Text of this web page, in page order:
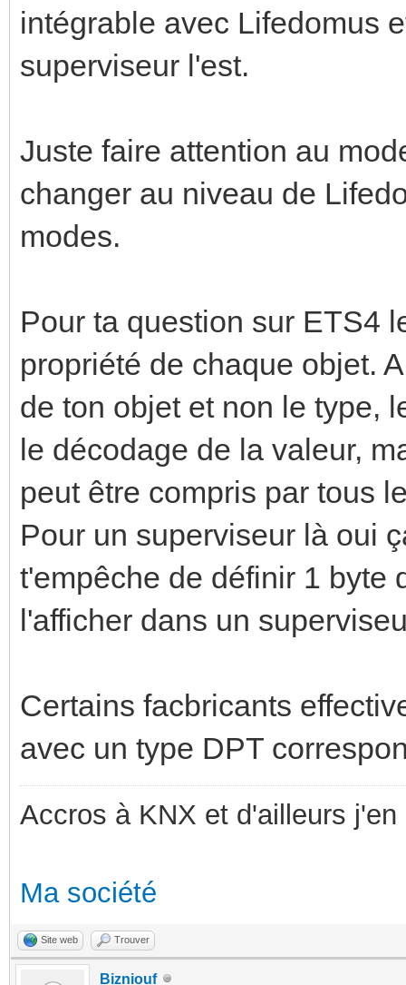
intégrable avec Lifedomus
superviseur l'est.
Juste faire attention au
changer au niveau de
modes.
Pour ta question sur ETS4
propriété de chaque objet.
de ton objet et non le type,
le décodage de la valeur,
peut être compris par tous
Pour un superviseur là oui
t'empêche de définir 1 byte
l'afficher dans un
Certains facbricants
avec un type DPT
Accros à KNX et d'ailleurs
Ma société
Site web Trouver
Bizniouf